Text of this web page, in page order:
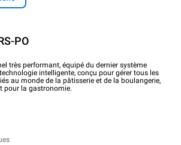
PO
très performant, équipé du dernier système
intelligente, conçu pour gérer tous les
au monde de la pâtisserie et de la boulangerie,
pour la gastronomie.